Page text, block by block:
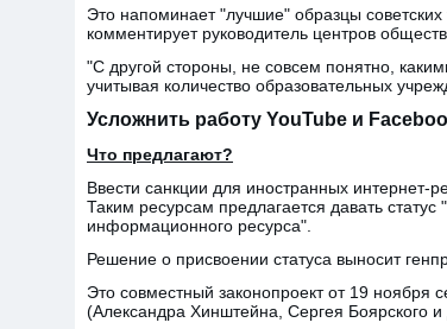
Это напоминает "лучшие" образцы
комментирует руководитель центров
"С другой стороны, не совсем понятно,
учитывая количество образовательных
Усложнить работу YouTube и
Что предлагают?
Ввести санкции для иностранных интернет-
Таким ресурсам предлагается давать
информационного ресурса".
Решение о присвоении статуса выносит
Это совместный законопроект от 19 ноября
(Александра Хинштейна, Сергея Боярского